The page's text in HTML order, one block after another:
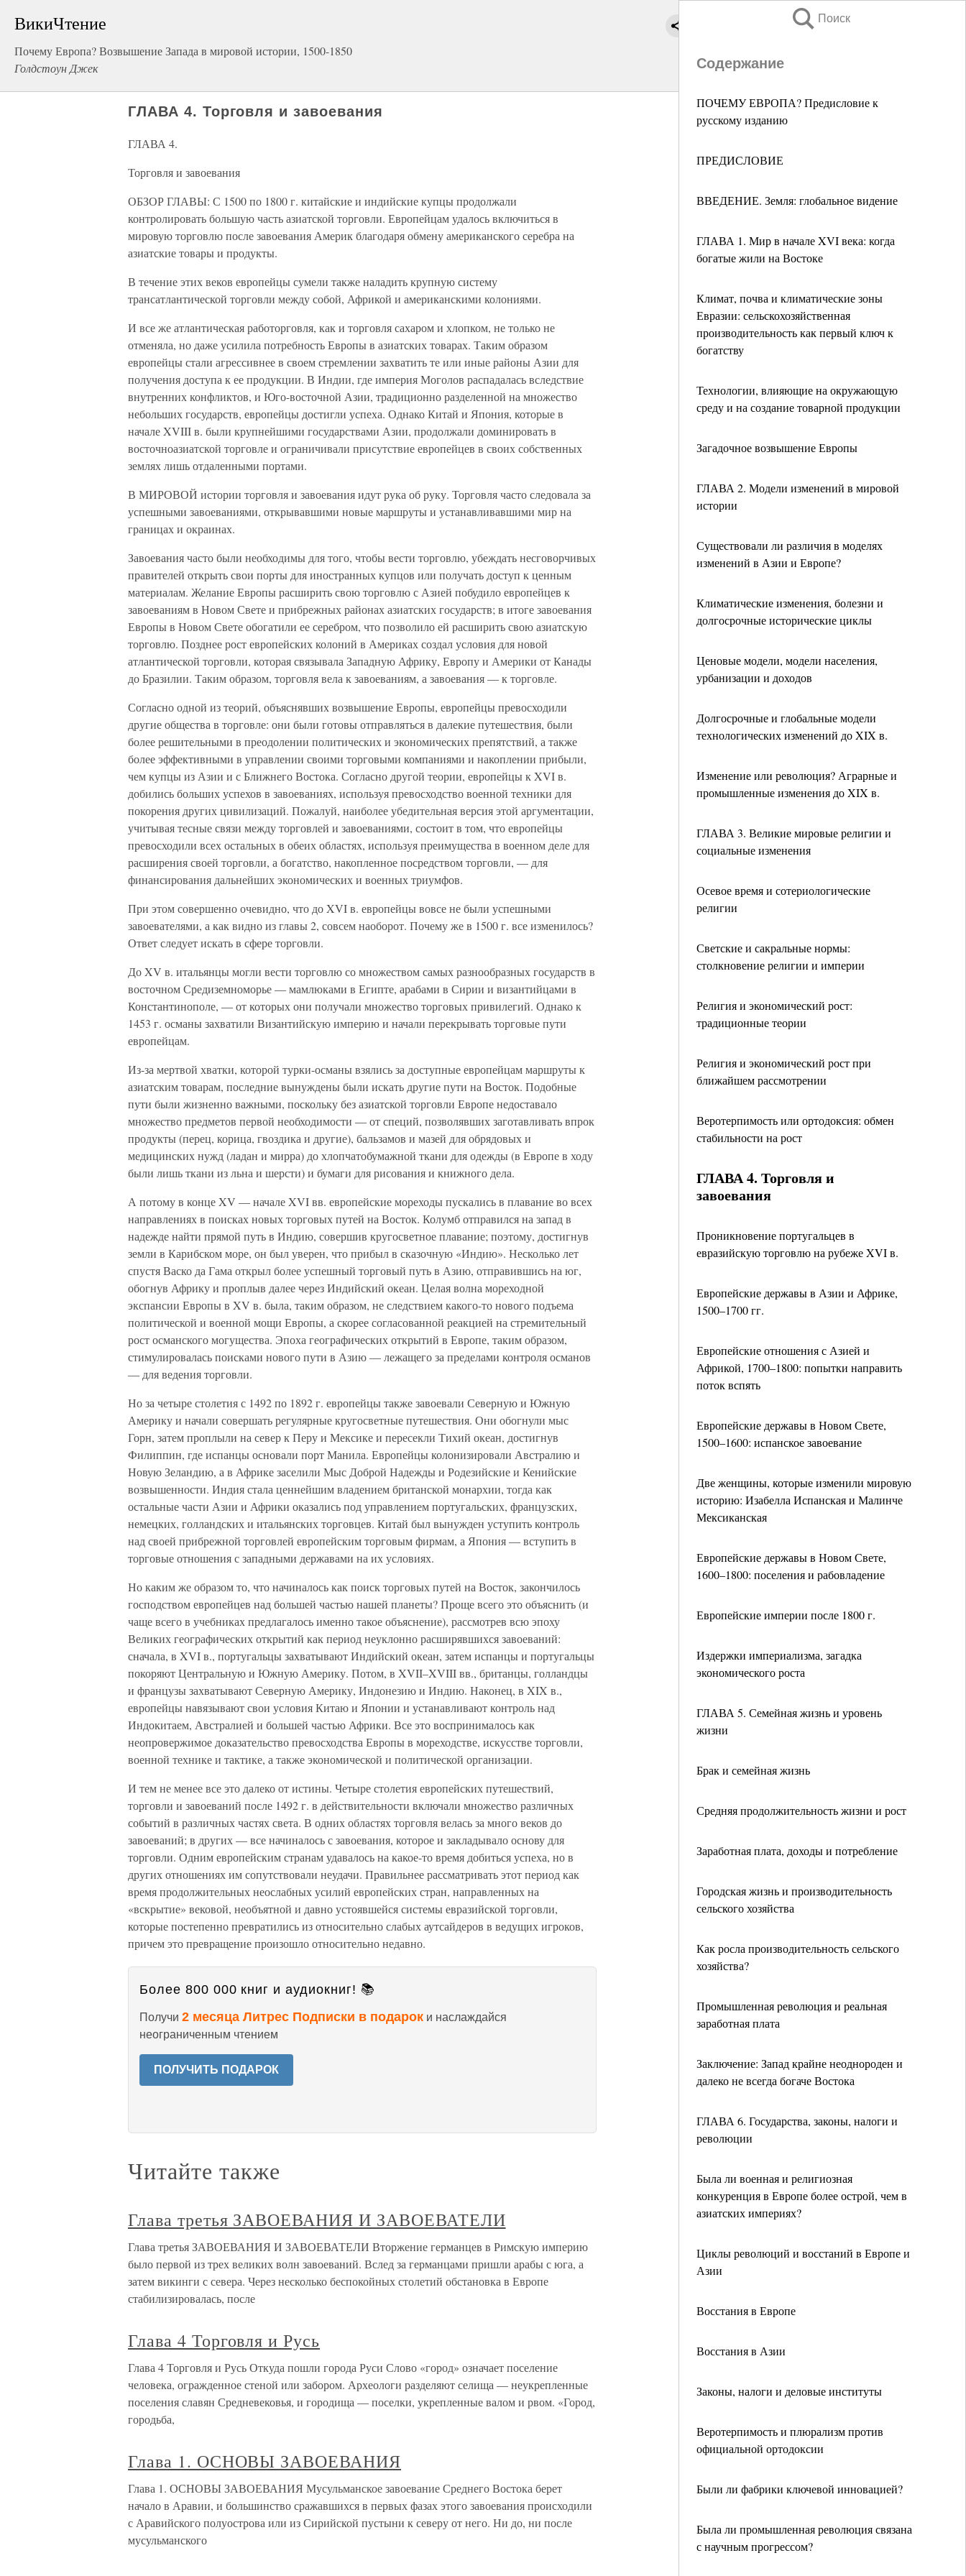
ВикиЧтение
Почему Европа? Возвышение Запада в мировой истории, 1500-1850
Голдстоун Джек
Поиск
Содержание
ПОЧЕМУ ЕВРОПА? Предисловие к
русскому изданию
ПРЕДИСЛОВИЕ
ВВЕДЕНИЕ. Земля: глобальное видение
ГЛАВА 1. Мир в начале XVI века: когда
богатые жили на Востоке
Климат, почва и климатические зоны
Евразии: сельскохозяйственная
производительность как первый ключ к
богатству
Технологии, влияющие на окружающую
среду и на создание товарной продукции
Загадочное возвышение Европы
ГЛАВА 2. Модели изменений в мировой
истории
Существовали ли различия в моделях
изменений в Азии и Европе?
Климатические изменения, болезни и
долгосрочные исторические циклы
Ценовые модели, модели населения,
урбанизации и доходов
Долгосрочные и глобальные модели
технологических изменений до XIX в.
Изменение или революция? Аграрные и
промышленные изменения до XIX в.
ГЛАВА 3. Великие мировые религии и
социальные изменения
Осевое время и сотериологические
религии
Светские и сакральные нормы:
столкновение религии и империи
Религия и экономический рост:
традиционные теории
Религия и экономический рост при
ближайшем рассмотрении
Веротерпимость или ортодоксия: обмен
стабильности на рост
ГЛАВА 4. Торговля и
завоевания
Проникновение португальцев в
евразийскую торговлю на рубеже XVI в.
Европейские державы в Азии и Африке,
1500–1700 гг.
Европейские отношения с Азией и
Африкой, 1700–1800: попытки направить
поток вспять
Европейские державы в Новом Свете,
1500–1600: испанское завоевание
Две женщины, которые изменили мировую
историю: Изабелла Испанская и Малинче
Мексиканская
Европейские державы в Новом Свете,
1600–1800: поселения и рабовладение
Европейские империи после 1800 г.
Издержки империализма, загадка
экономического роста
ГЛАВА 5. Семейная жизнь и уровень
жизни
Брак и семейная жизнь
Средняя продолжительность жизни и рост
Заработная плата, доходы и потребление
Городская жизнь и производительность
сельского хозяйства
Как росла производительность сельского
хозяйства?
Промышленная революция и реальная
заработная плата
Заключение: Запад крайне неоднороден и
далеко не всегда богаче Востока
ГЛАВА 6. Государства, законы, налоги и
революции
Была ли военная и религиозная
конкуренция в Европе более острой, чем в
азиатских империях?
Циклы революций и восстаний в Европе и
Азии
Восстания в Европе
Восстания в Азии
Законы, налоги и деловые институты
Веротерпимость и плюрализм против
официальной ортодоксии
Были ли фабрики ключевой инновацией?
Была ли промышленная революция связана
с научным прогрессом?
ГЛАВА 4. Торговля и завоевания
ГЛАВА 4.
Торговля и завоевания
ОБЗОР ГЛАВЫ: С 1500 по 1800 г. китайские и индийские купцы продолжали
контролировать большую часть азиатской торговли. Европейцам удалось включиться в
мировую торговлю после завоевания Америк благодаря обмену американского серебра на
азиатские товары и продукты.
В течение этих веков европейцы сумели также наладить крупную систему
трансатлантической торговли между собой, Африкой и американскими колониями.
И все же атлантическая работорговля, как и торговля сахаром и хлопком, не только не
отменяла, но даже усилила потребность Европы в азиатских товарах. Таким образом
европейцы стали агрессивнее в своем стремлении захватить те или иные районы Азии для
получения доступа к ее продукции. В Индии, где империя Моголов распадалась вследствие
внутренних конфликтов, и Юго-восточной Азии, традиционно разделенной на множество
небольших государств, европейцы достигли успеха. Однако Китай и Япония, которые в
начале XVIII в. были крупнейшими государствами Азии, продолжали доминировать в
восточноазиатской торговле и ограничивали присутствие европейцев в своих собственных
землях лишь отдаленными портами.
В МИРОВОЙ истории торговля и завоевания идут рука об руку. Торговля часто следовала за
успешными завоеваниями, открывавшими новые маршруты и устанавливавшими мир на
границах и окраинах.
Завоевания часто были необходимы для того, чтобы вести торговлю, убеждать несговорчивых
правителей открыть свои порты для иностранных купцов или получать доступ к ценным
материалам. Желание Европы расширить свою торговлю с Азией побудило европейцев к
завоеваниям в Новом Свете и прибрежных районах азиатских государств; в итоге завоевания
Европы в Новом Свете обогатили ее серебром, что позволило ей расширить свою азиатскую
торговлю. Позднее рост европейских колоний в Америках создал условия для новой
атлантической торговли, которая связывала Западную Африку, Европу и Америки от Канады
до Бразилии. Таким образом, торговля вела к завоеваниям, а завоевания — к торговле.
Согласно одной из теорий, объяснявших возвышение Европы, европейцы превосходили
другие общества в торговле: они были готовы отправляться в далекие путешествия, были
более решительными в преодолении политических и экономических препятствий, а также
более эффективными в управлении своими торговыми компаниями и накоплении прибыли,
чем купцы из Азии и с Ближнего Востока. Согласно другой теории, европейцы к XVI в.
добились больших успехов в завоеваниях, используя превосходство военной техники для
покорения других цивилизаций. Пожалуй, наиболее убедительная версия этой аргументации,
учитывая тесные связи между торговлей и завоеваниями, состоит в том, что европейцы
превосходили всех остальных в обеих областях, используя преимущества в военном деле для
расширения своей торговли, а богатство, накопленное посредством торговли, — для
финансирования дальнейших экономических и военных триумфов.
При этом совершенно очевидно, что до XVI в. европейцы вовсе не были успешными
завоевателями, а как видно из главы 2, совсем наоборот. Почему же в 1500 г. все изменилось?
Ответ следует искать в сфере торговли.
До XV в. итальянцы могли вести торговлю со множеством самых разнообразных государств в
восточном Средиземноморье — мамлюками в Египте, арабами в Сирии и византийцами в
Константинополе, — от которых они получали множество торговых привилегий. Однако к
1453 г. османы захватили Византийскую империю и начали перекрывать торговые пути
европейцам.
Из-за мертвой хватки, которой турки-османы взялись за доступные европейцам маршруты к
азиатским товарам, последние вынуждены были искать другие пути на Восток. Подобные
пути были жизненно важными, поскольку без азиатской торговли Европе недоставало
множество предметов первой необходимости — от специй, позволявших заготавливать впрок
продукты (перец, корица, гвоздика и другие), бальзамов и мазей для обрядовых и
медицинских нужд (ладан и мирра) до хлопчатобумажной ткани для одежды (в Европе в ходу
были лишь ткани из льна и шерсти) и бумаги для рисования и книжного дела.
А потому в конце XV — начале XVI вв. европейские мореходы пускались в плавание во всех
направлениях в поисках новых торговых путей на Восток. Колумб отправился на запад в
надежде найти прямой путь в Индию, совершив кругосветное плавание; поэтому, достигнув
земли в Карибском море, он был уверен, что прибыл в сказочную «Индию». Несколько лет
спустя Васко да Гама открыл более успешный торговый путь в Азию, отправившись на юг,
обогнув Африку и проплыв далее через Индийский океан. Целая волна мореходной
экспансии Европы в XV в. была, таким образом, не следствием какого-то нового подъема
политической и военной мощи Европы, а скорее согласованной реакцией на стремительный
рост османского могущества. Эпоха географических открытий в Европе, таким образом,
стимулировалась поисками нового пути в Азию — лежащего за пределами контроля османов
— для ведения торговли.
Но за четыре столетия с 1492 по 1892 г. европейцы также завоевали Северную и Южную
Америку и начали совершать регулярные кругосветные путешествия. Они обогнули мыс
Горн, затем проплыли на север к Перу и Мексике и пересекли Тихий океан, достигнув
Филиппин, где испанцы основали порт Манила. Европейцы колонизировали Австралию и
Новую Зеландию, а в Африке заселили Мыс Доброй Надежды и Родезийские и Кенийские
возвышенности. Индия стала ценнейшим владением британской монархии, тогда как
остальные части Азии и Африки оказались под управлением португальских, французских,
немецких, голландских и итальянских торговцев. Китай был вынужден уступить контроль
над своей прибрежной торговлей европейским торговым фирмам, а Япония — вступить в
торговые отношения с западными державами на их условиях.
Но каким же образом то, что начиналось как поиск торговых путей на Восток, закончилось
господством европейцев над большей частью нашей планеты? Проще всего это объяснить (и
чаще всего в учебниках предлагалось именно такое объяснение), рассмотрев всю эпоху
Великих географических открытий как период неуклонно расширявшихся завоеваний:
сначала, в XVI в., португальцы захватывают Индийский океан, затем испанцы и португальцы
покоряют Центральную и Южную Америку. Потом, в XVII–XVIII вв., британцы, голландцы
и французы захватывают Северную Америку, Индонезию и Индию. Наконец, в XIX в.,
европейцы навязывают свои условия Китаю и Японии и устанавливают контроль над
Индокитаем, Австралией и большей частью Африки. Все это воспринималось как
неопровержимое доказательство превосходства Европы в мореходстве, искусстве торговли,
военной технике и тактике, а также экономической и политической организации.
И тем не менее все это далеко от истины. Четыре столетия европейских путешествий,
торговли и завоеваний после 1492 г. в действительности включали множество различных
событий в различных частях света. В одних областях торговля велась за много веков до
завоеваний; в других — все начиналось с завоевания, которое и закладывало основу для
торговли. Одним европейским странам удавалось на какое-то время добиться успеха, но в
других отношениях им сопутствовали неудачи. Правильнее рассматривать этот период как
время продолжительных неослабных усилий европейских стран, направленных на
«вскрытие» вековой, необъятной и давно устоявшейся системы евразийской торговли,
которые постепенно превратились из относительно слабых аутсайдеров в ведущих игроков,
причем это превращение произошло относительно недавно.
Более 800 000 книг и аудиокниг! 📚
Получи 2 месяца Литрес Подписки в подарок и наслаждайся
неограниченным чтением
ПОЛУЧИТЬ ПОДАРОК
Читайте также
Глава третья ЗАВОЕВАНИЯ И ЗАВОЕВАТЕЛИ
Глава третья ЗАВОЕВАНИЯ И ЗАВОЕВАТЕЛИ Вторжение германцев в Римскую империю
было первой из трех великих волн завоеваний. Вслед за германцами пришли арабы с юга, а
затем викинги с севера. Через несколько беспокойных столетий обстановка в Европе
стабилизировалась, после
Глава 4 Торговля и Русь
Глава 4 Торговля и Русь Откуда пошли города Руси Слово «город» означает поселение
человека, огражденное стеной или забором. Археологи разделяют селища — неукрепленные
поселения славян Средневековья, и городища — поселки, укрепленные валом и рвом. «Город,
городьба,
Глава 1. ОСНОВЫ ЗАВОЕВАНИЯ
Глава 1. ОСНОВЫ ЗАВОЕВАНИЯ Мусульманское завоевание Среднего Востока берет
начало в Аравии, и большинство сражавшихся в первых фазах этого завоевания происходили
с Аравийского полуострова или из Сирийской пустыни к северу от него. Ни до, ни после
мусульманского